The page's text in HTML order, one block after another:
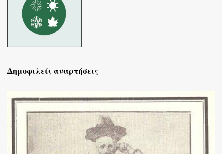
Δημοφιλείς αναρτήσεις